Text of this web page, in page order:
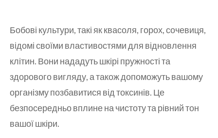
Бобові культури, такі як квасоля, горох, сочевиця,
відомі своїми властивостями для відновлення
клітин. Вони нададуть шкірі пружності та
здорового вигляду, а також допоможуть вашому
організму позбавитися від токсинів. Це
безпосередньо вплине на чистоту та рівний тон
вашої шкіри.